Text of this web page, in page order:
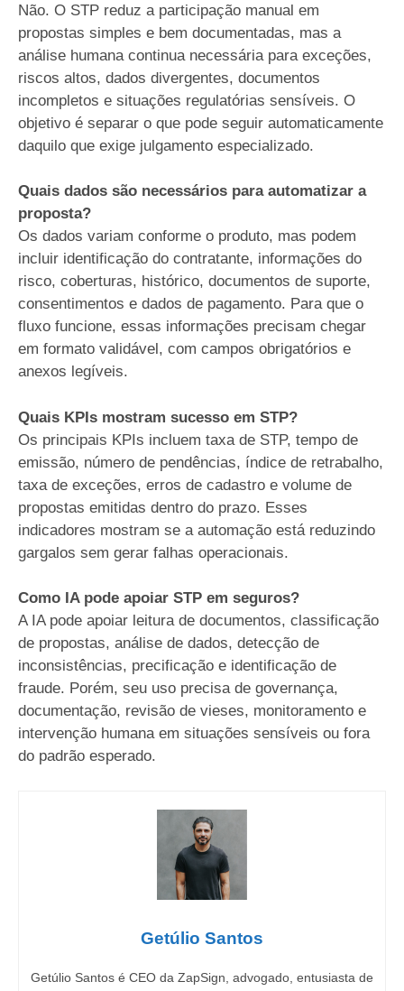
Não. O STP reduz a participação manual em
propostas simples e bem documentadas, mas a
análise humana continua necessária para exceções,
riscos altos, dados divergentes, documentos
incompletos e situações regulatórias sensíveis. O
objetivo é separar o que pode seguir automaticamente
daquilo que exige julgamento especializado.
Quais dados são necessários para automatizar a
proposta?
Os dados variam conforme o produto, mas podem
incluir identificação do contratante, informações do
risco, coberturas, histórico, documentos de suporte,
consentimentos e dados de pagamento. Para que o
fluxo funcione, essas informações precisam chegar
em formato validável, com campos obrigatórios e
anexos legíveis.
Quais KPIs mostram sucesso em STP?
Os principais KPIs incluem taxa de STP, tempo de
emissão, número de pendências, índice de retrabalho,
taxa de exceções, erros de cadastro e volume de
propostas emitidas dentro do prazo. Esses
indicadores mostram se a automação está reduzindo
gargalos sem gerar falhas operacionais.
Como IA pode apoiar STP em seguros?
A IA pode apoiar leitura de documentos, classificação
de propostas, análise de dados, detecção de
inconsistências, precificação e identificação de
fraude. Porém, seu uso precisa de governança,
documentação, revisão de vieses, monitoramento e
intervenção humana em situações sensíveis ou fora
do padrão esperado.
Getúlio Santos
Getúlio Santos é CEO da ZapSign, advogado, entusiasta de